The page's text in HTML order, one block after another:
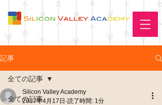
記事
全ての記事
全ての記事
Silicon Valley Academy
2017年4月17日 読了時間: 1分